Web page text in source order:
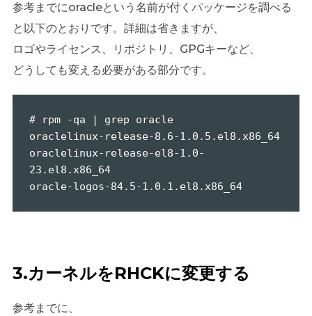
参考までにoracleという名前が付くパッケージを調べる
と以下のとおりです。詳細は省きますが、
ロゴやライセンス、リポジトリ、GPGキーなど、
どうしても変える必要がある部分です。
# rpm -qa | grep oracle
oraclelinux-release-8.6-1.0.5.el8.x86_64
oraclelinux-release-el8-1.0-
23.el8.x86_64
oracle-logos-84.5-1.0.1.el8.x86_64
3.カーネルをRHCKに変更する
参考までに、